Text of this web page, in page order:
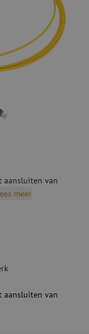
aansluiten van
meer
aansluiten van